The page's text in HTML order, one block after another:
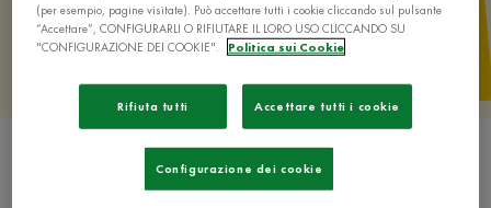
(per esempio, pagine visitate). Può accettare tutti i cookie cliccando sul pulsante
“Accettare”, CONFIGURARLI O RIFIUTARE IL LORO USO CLICCANDO SU
"CONFIGURAZIONE DEI COOKIE".
Politica sui Cookie
Rifiuta tutti Accettare tutti i cookie
Configurazione dei cookie